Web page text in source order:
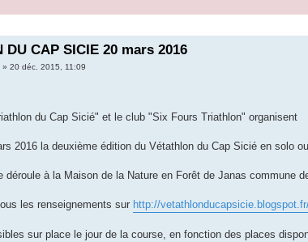
DU CAP SICIE 20 mars 2016
» 20 déc. 2015, 11:09
du Cap Sicié" et le club "Six Fours Triathlon" organisent
2016 la deuxième édition du Vétathlon du Cap Sicié en solo
déroule à la Maison de la Nature en Forêt de Janas commune
les renseignements sur http://
sur place le jour de la course, en fonction des places